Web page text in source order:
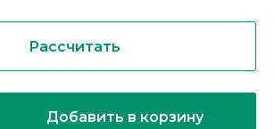
Рассчитать
Добавить в корзину